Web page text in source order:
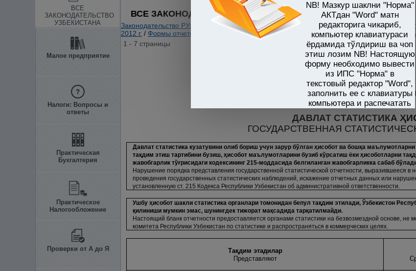
ВСЕ
ЗАКОНОДАТЕЛЬСТВО
УЗБЕКИСТАНА
Малое предприятие
Налоги: Вопросы и
ответы
Практическая
Бухгалтерия
Практическое
Налогообложение
Проверки от А до Я
NB! Мазкур шаклни "Норма"
АКТдан "Word" матн
редакторига чикариб,
компьютер клавиатураси
ёрдамида тўлдириш ва чоп
этиш лозим NB! Настоящую
форму необходимо вывести
из ИПС "Норма" в
текстовый редактор "Word",
заполнить ее с клавиатуры
компьютера и распечатать
ВСЕ ЗАКОНОДАТЕЛЬСТВО УЗБЕКИСТАНА
Законодательство РУз Статистика. Отчетность / Утратившие силу документы / Бланки
2012 г. / Формы отчетов по образованию / Форма 1-фан (годовая). Отчет о выполнении
1 - 7 страницы
ДАВЛАТ СТАТИСТИКА Ҳ
ГОСУДАРСТВЕННАЯ
Давлат статистика кузатувини олиб бориш учун зарур бўлган ҳисобот ва бошқа маълумотларни
тақдим этиш тартибини бузиш, ҳисобот маълумотларини бузиб кўрсатиш ёки ҳисоботларни тақ
жавобгарлик тўғрисидаги кодексининг 215-моддасида белгиланган жавобгарликка сабаб
Нарушение порядка представления государственной статистической отчетности, выразившееся
проведения государственных статистических наблюдений, искажение отчетных данных или
установленную ст. 215 Кодекса Республики Узбекистан об административной ответственности.
Ушбу ҳисобот шакли статистика органлари томонидан бепул тақдим этилади, Ўзбекистон
қилиниши мумкин эмас, шунингдек тижорат мақсадида тарқатилмайди.
Настоящий бланк отчетности предоставляется органами статистики на безвозмездной основе,
комитета Республики Узбекистан по статистике и распространяться в коммерческих целях.
Тақдим этадилар
Представляют